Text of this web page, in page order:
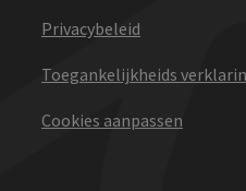
Privacybeleid
Toegankelijkheids
Cookies aanpassen